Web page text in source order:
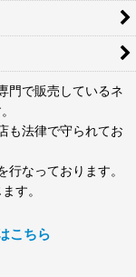
門で販売しているネ
も法律で守られてお
なっております。
す。
こちら